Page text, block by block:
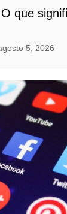
que
5, 2026